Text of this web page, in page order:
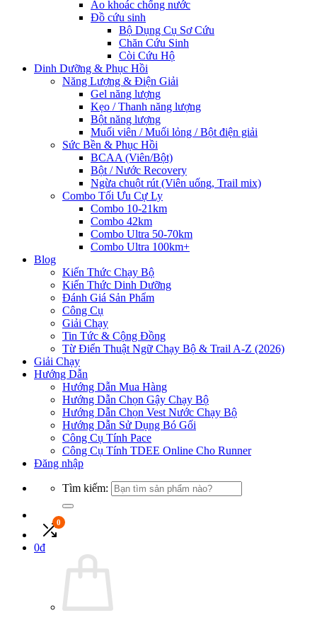
Áo khoác chống nước
Đồ cứu sinh
Bộ Dụng Cụ Sơ Cứu
Chăn Cứu Sinh
Còi Cứu Hộ
Dinh Dưỡng & Phục Hồi
Năng Lượng & Điện Giải
Gel năng lượng
Kẹo / Thanh năng lượng
Bột năng lượng
Muối viên / Muối lỏng / Bột điện giải
Sức Bền & Phục Hồi
BCAA (Viên/Bột)
Bột / Nước Recovery
Ngừa chuột rút (Viên uống, Trail mix)
Combo Tối Ưu Cự Ly
Combo 10-21km
Combo 42km
Combo Ultra 50-70km
Combo Ultra 100km+
Blog
Kiến Thức Chạy Bộ
Kiến Thức Dinh Dưỡng
Đánh Giá Sản Phẩm
Công Cụ
Giải Chạy
Tin Tức & Cộng Đồng
Từ Điển Thuật Ngữ Chạy Bộ & Trail A-Z (2026)
Giải Chạy
Hướng Dẫn
Hướng Dẫn Mua Hàng
Hướng Dẫn Chọn Gậy Chạy Bộ
Hướng Dẫn Chọn Vest Nước Chạy Bộ
Hướng Dẫn Sử Dụng Bó Gối
Công Cụ Tính Pace
Công Cụ Tính TDEE Online Cho Runner
Đăng nhập
Tìm kiếm:
0
0đ